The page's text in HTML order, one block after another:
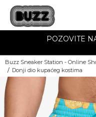
POZOVITE
Buzz Sneaker Station - Online
Donji dio kupaćeg kostima